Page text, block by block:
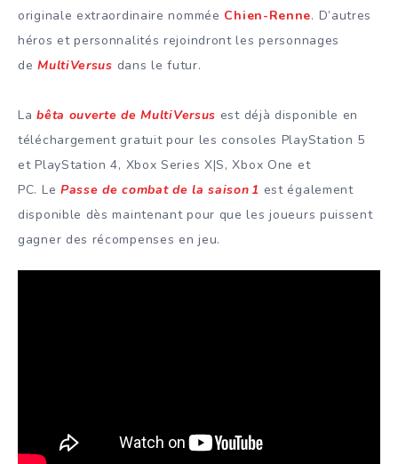
originale extraordinaire nommée Chien-Renne. D’autres
héros et personnalités rejoindront les personnages
deMultiVersus dans le futur. ​
​Labêta ouverte de MultiVersus est déjà disponible en
téléchargement gratuit pour les consoles PlayStation 5
et PlayStation 4, Xbox Series X|S, Xbox One et
PC. Le Passe de combat de la saison 1 est également
disponible dès maintenant pour que les joueurs puissent
gagner des récompenses en jeu.